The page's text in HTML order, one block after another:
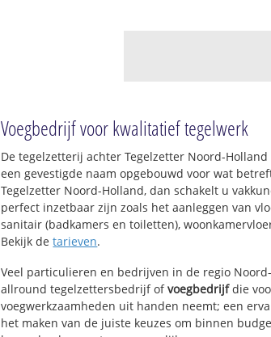
Voegbedrijf voor kwalitatief tegelwerk
De tegelzetterij achter Tegelzetter Noord-
een gevestigde naam opgebouwd voor wat
Tegelzetter Noord-Holland, dan schakelt u
perfect inzetbaar zijn zoals het aanleggen van
sanitair (badkamers en toiletten),
Bekijk detarieven.
Veel particulieren en bedrijven in de regio
allround tegelzettersbedrijf ofvoegbedrijfdie
voegwerkzaamheden uit handen neemt; een
het maken van de juiste keuzes om binnen